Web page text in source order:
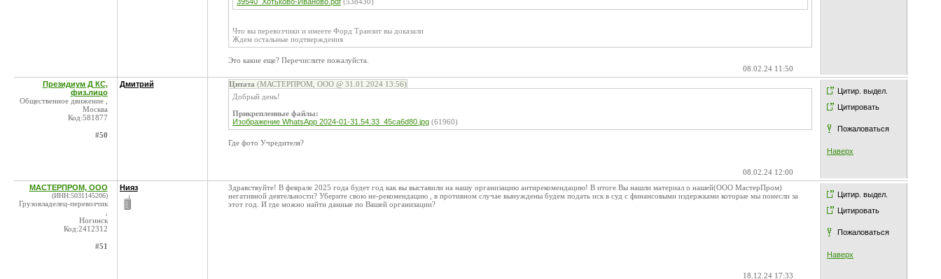
Что вы перевозчики и имеете Форд Транзит вы доказали
Ждем остальные подтверждения
Это какие еще? Перечислите пожалуйста.
08.02.24 11:50
Цитир. выдел.
Цитировать
Пожаловаться
Наверх
Президиум Д КС,
физ.лицо
Общественное движение ,
Москва
Код:581877
#50
Дмитрий Цитата (МАСТЕРПРОМ, ООО @ 31.01.2024 13:56)
Добрый день!
Прикрепленные файлы:
Изображение WhatsApp 2024-01-31.54.33_45ca6d80.jpg (61960)
Где фото Учредителя?
08.02.24 12:00
Цитир. выдел.
Цитировать
Пожаловаться
Наверх
МАСТЕРПРОМ, ООО
(ИНН:5031145206)
Грузовладелец-перевозчик
Ногинск
Код:2412312
#51
Нияз
Здравствуйте! В феврале 2025 года будет год как вы выставили на нашу организацию антирекомендацию! В итоге Вы нашли материал о нашей(ООО МастерПром)
негативной деятельности? Уберите свою не-рекомендацию , в противном случае вынуждены будем подать иск в суд с финансовыми издержками которые мы понесли за
этот год. И где можно найти данные по Вашей организации?
18.12.24 17:33